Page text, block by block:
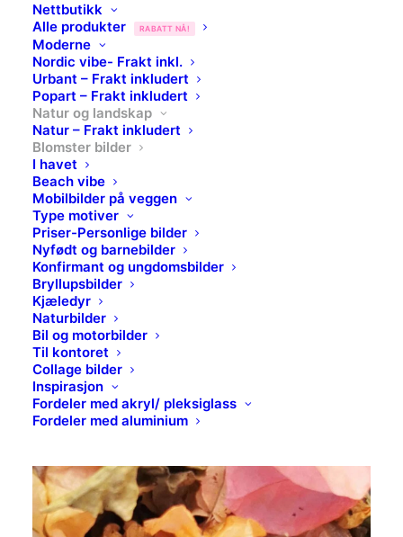
Nettbutikk
Alle produkter
RABATT NÅ!
Moderne
Nordic vibe- Frakt inkl.
Urbant – Frakt inkludert
Popart – Frakt inkludert
Natur og landskap
Natur – Frakt inkludert
Blomster bilder
I havet
Beach vibe
Mobilbilder på veggen
Type motiver
Priser-Personlige bilder
Nyfødt og barnebilder
Konfirmant og ungdomsbilder
Bryllupsbilder
Kjæledyr
Naturbilder
Bil og motorbilder
Til kontoret
Collage bilder
Inspirasjon
Fordeler med akryl/ pleksiglass
Fordeler med aluminium
BLOMSTER BILDER
Blomster bilder
Home Archive by Category "Blomster bilder"